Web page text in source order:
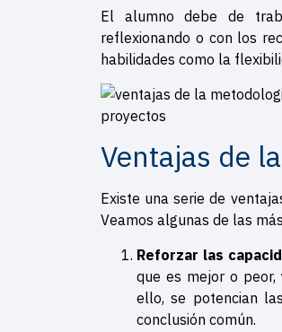
El alumno debe de
reflexionando o con los
habilidades como la
Ventajas de
Existe una serie de
Veamos algunas de las
Reforzar las
que es mejor o
ello, se potencian
conclusión común.